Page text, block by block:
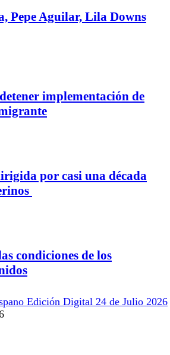
Pepe Aguilar, Lila Downs
implementación de
por casi una década
condiciones de los